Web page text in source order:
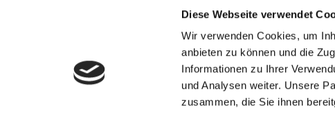
Diese Webseite verwendet
Wir verwenden Cookies, um
anbieten zu können und die
Informationen zu Ihrer
und Analysen weiter. Unsere
zusammen, die Sie ihnen